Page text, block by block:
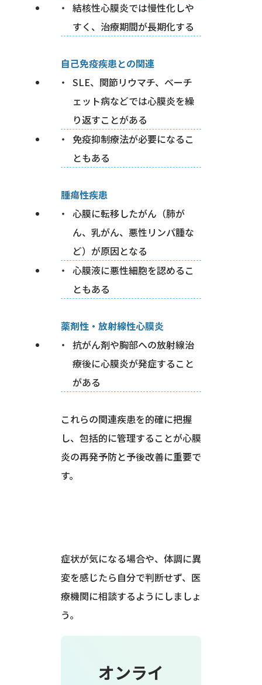
結核性心膜炎では慢性化しや
すく、治療期間が長期化する
自己免疫疾患との関連
SLE、関節リウマチ、ベーチ
ェット病などでは心膜炎を繰
り返すことがある
免疫抑制療法が必要になるこ
ともある
腫瘍性疾患
心膜に転移したがん（肺が
ん、乳がん、悪性リンパ腫な
ど）が原因となる
心膜液に悪性細胞を認めるこ
ともある
薬剤性・放射線性心膜炎
抗がん剤や胸部への放射線治
療後に心膜炎が発症すること
がある
これらの関連疾患を的確に把握
し、包括的に管理することが心膜
炎の再発予防と予後改善に重要で
す。
症状が気になる場合や、体調に異
変を感じたら自分で判断せず、医
療機関に相談するようにしましょ
う。
オンライ